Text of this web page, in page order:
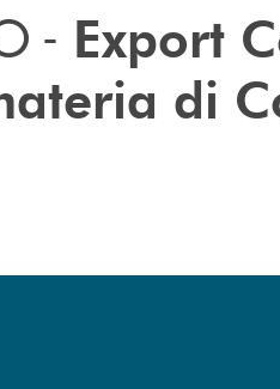
- Export
di